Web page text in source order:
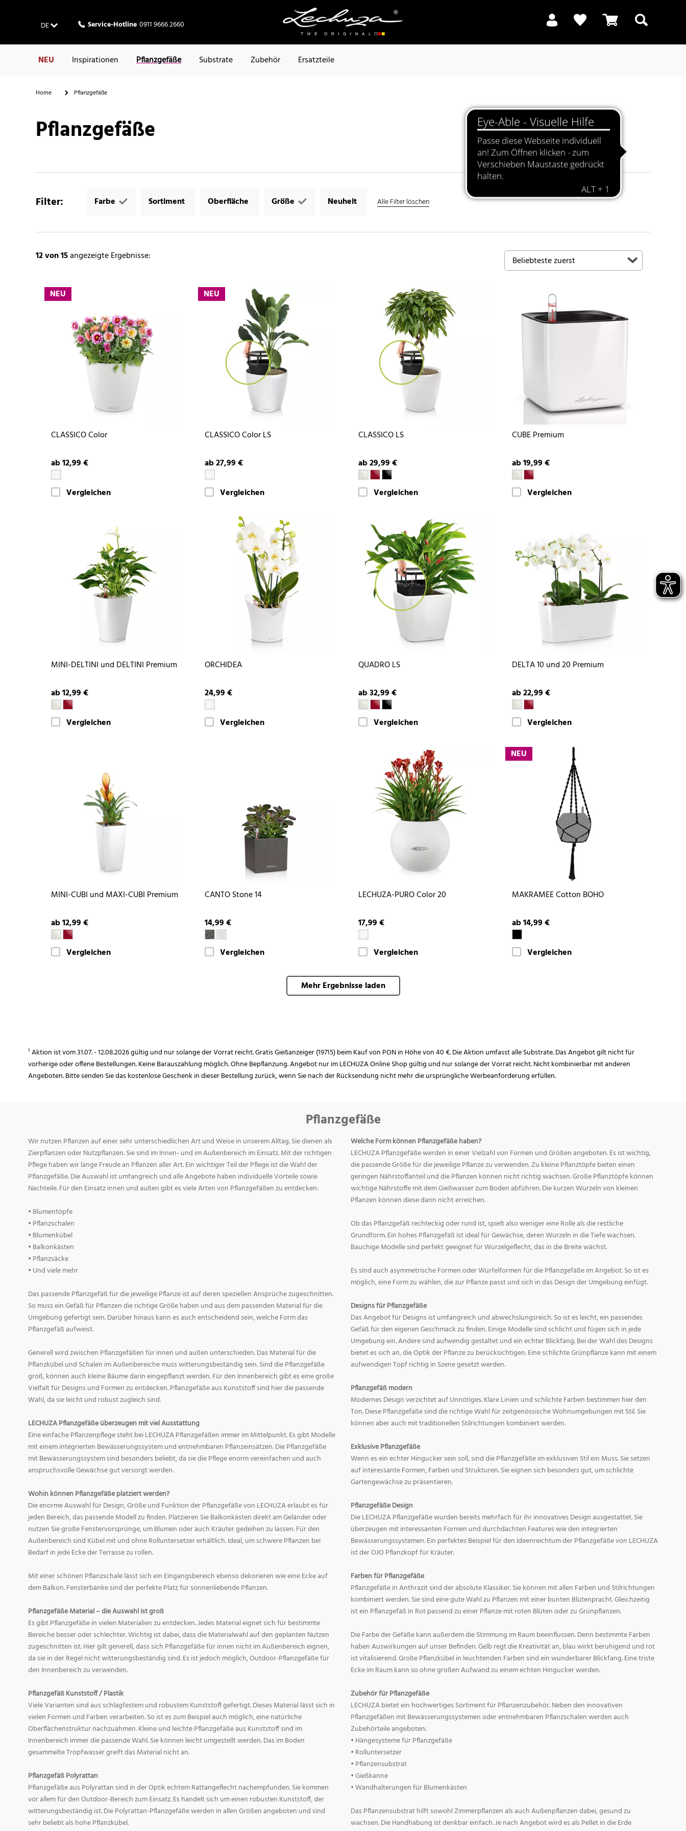
DE Service-Hotline 0911 9666 2660
NEU Inspirationen Pflanzgefäße Substrate Zubehör Ersatzteile
Suchen
Home Pflanzgefäße
Pflanzgefäße
Filter: Farbe Sortiment Oberfläche Größe Neuheit Alle Filter löschen
12von 15angezeigte Ergebnisse:
NEU
CLASSICO Color
ab 12,99 €
Vergleichen
NEU
CLASSICO Color LS
ab 27,99 €
Vergleichen
CLASSICO LS
ab 29,99 €
Vergleichen
CUBE Premium
ab 19,99 €
Vergleichen
MINI-DELTINI und DELTINI Premium
ab 12,99 €
Vergleichen
ORCHIDEA
24,99 €
Vergleichen
QUADRO LS
ab 32,99 €
Vergleichen
DELTA 10 und 20 Premium
ab 22,99 €
Vergleichen
MINI-CUBI und MAXI-CUBI Premium
ab 12,99 €
Vergleichen
CANTO Stone 14
14,99 €
Vergleichen
LECHUZA-PURO Color 20
17,99 €
Vergleichen
NEU
MAKRAMEE Cotton BOHO
ab 14,99 €
Vergleichen
Mehr Ergebnisse laden
¹ Aktion ist vom 31.07. - 12.08.2026 gültig und nur solange der Vorrat reicht. Gratis Gießanzeiger (19715) beim Kauf von PON in Höhe von 40 €. Die Aktion umfasst alle Substrate. Das Angebot gilt nicht für
vorherige oder offene Bestellungen. Keine Barauszahlung möglich. Ohne Bepflanzung. Angebot nur im LECHUZA Online Shop gültig und nur solange der Vorrat reicht. Nicht kombinierbar mit anderen
Angeboten. Bitte senden Sie das kostenlose Geschenk in dieser Bestellung zurück, wenn Sie nach der Rücksendung nicht mehr die ursprüngliche Werbeanforderung erfüllen.
Pflanzgefäße
Wir nutzen Pflanzen auf einer sehr unterschiedlichen Art und Weise in unserem Alltag. Sie dienen als
Zierpflanzen oder Nutzpflanzen. Sie sind im Innen- und im Außenbereich im Einsatz. Mit der richtigen
Pflege haben wir lange Freude an Pflanzen aller Art. Ein wichtiger Teil der Pflege ist die Wahl der
Pflanzgefäße. Die Auswahl ist umfangreich und alle Angebote haben individuelle Vorteile sowie
Nachteile. Für den Einsatz innen und außen gibt es viele Arten von Pflanzgefäßen zu entdecken:
• Blumentöpfe
• Pflanzschalen
• Blumenkübel
• Balkonkästen
• Pflanzsäcke
• Und viele mehr
Das passende Pflanzgefäß für die jeweilige Pflanze ist auf deren speziellen Ansprüche zugeschnitten.
So muss ein Gefäß für Pflanzen die richtige Größe haben und aus dem passenden Material für die
Umgebung gefertigt sein. Darüber hinaus kann es auch entscheidend sein, welche Form das
Pflanzgefäß aufweist.
Generell wird zwischen Pflanzgefäßen für innen und außen unterschieden. Das Material für die
Pflanzkübel und Schalen im Außenbereiche muss witterungsbeständig sein. Sind die Pflanzgefäße
groß, können auch kleine Bäume darin eingepflanzt werden. Für den Innenbereich gibt es eine große
Vielfalt für Designs und Formen zu entdecken. Pflanzgefäße aus Kunststoff sind hier die passende
Wahl, da sie leicht und robust zugleich sind.
LECHUZA Pflanzgefäße überzeugen mit viel Ausstattung
Eine einfache Pflanzenpflege steht bei LECHUZA Pflanzgefäßen immer im Mittelpunkt. Es gibt Modelle
mit einem integrierten Bewässerungssystem und entnehmbaren Pflanzeinsätzen. Die Pflanzgefäße
mit Bewässerungssystem sind besonders beliebt, da sie die Pflege enorm vereinfachen und auch
anspruchsvolle Gewächse gut versorgt werden.
Wohin können Pflanzgefäße platziert werden?
Die enorme Auswahl für Design, Größe und Funktion der Pflanzgefäße von LECHUZA erlaubt es für
jeden Bereich, das passende Modell zu finden. Platzieren Sie Balkonkästen direkt am Geländer oder
nutzen Sie große Fenstervorsprünge, um Blumen oder auch Kräuter gedeihen zu lassen. Für den
Außenbereich sind Kübel mit und ohne Rolluntersetzer erhältlich. Ideal, um schwere Pflanzen bei
Bedarf in jede Ecke der Terrasse zu rollen.
Mit einer schönen Pflanzschale lässt sich ein Eingangsbereich ebenso dekorieren wie eine Ecke auf
dem Balkon. Fensterbänke sind der perfekte Platz für sonnenliebende Pflanzen.
Pflanzgefäße Material – die Auswahl ist groß
Es gibt Pflanzgefäße in vielen Materialien zu entdecken. Jedes Material eignet sich für bestimmte
Bereiche besser oder schlechter. Wichtig ist dabei, dass die Materialwahl auf den geplanten Nutzen
zugeschnitten ist. Hier gilt generell, dass sich Pflanzgefäße für innen nicht im Außenbereich eignen,
da sie in der Regel nicht witterungsbeständig sind. Es ist jedoch möglich, Outdoor-Pflanzgefäße für
den Innenbereich zu verwenden.
Pflanzgefäß Kunststoff / Plastik
Viele Varianten sind aus schlagfestem und robustem Kunststoff gefertigt. Dieses Material lässt sich in
vielen Formen und Farben verarbeiten. So ist es zum Beispiel auch möglich, eine natürliche
Oberflächenstruktur nachzuahmen. Kleine und leichte Pflanzgefäße aus Kunststoff sind im
Innenbereich immer die passende Wahl. Sie können leicht umgestellt werden. Das im Boden
gesammelte Tropfwasser greift das Material nicht an.
Pflanzgefäß Polyrattan
Pflanzgefäße aus Polyrattan sind in der Optik echtem Rattangeflecht nachempfunden. Sie kommen
vor allem für den Outdoor-Bereich zum Einsatz. Es handelt sich um einen robusten Kunststoff, der
witterungsbeständig ist. Die Polyrattan-Pflanzgefäße werden in allen Größen angeboten und sind
sehr beliebt als hohe Pflanzkübel.
Welche Form können Pflanzgefäße haben?
LECHUZA Pflanzgefäße werden in einer Vielzahl von Formen und Größen angeboten. Es ist wichtig,
die passende Größe für die jeweilige Pflanze zu verwenden. Zu kleine Pflanztöpfe bieten einen
geringen Nährstoffanteil und die Pflanzen können nicht richtig wachsen. Große Pflanztöpfe können
wichtige Nährstoffe mit dem Gießwasser zum Boden abführen. Die kurzen Wurzeln von kleinen
Pflanzen können diese dann nicht erreichen.
Ob das Pflanzgefäß rechteckig oder rund ist, spielt also weniger eine Rolle als die restliche
Grundform. Ein hohes Pflanzgefäß ist ideal für Gewächse, deren Wurzeln in die Tiefe wachsen.
Bauchige Modelle sind perfekt geeignet für Wurzelgeflecht, das in die Breite wächst.
Es sind auch asymmetrische Formen oder Würfelformen für die Pflanzgefäße im Angebot. So ist es
möglich, eine Form zu wählen, die zur Pflanze passt und sich in das Design der Umgebung einfügt.
Designs für Pflanzgefäße
Das Angebot für Designs ist umfangreich und abwechslungsreich. So ist es leicht, ein passendes
Gefäß für den eigenen Geschmack zu finden. Einige Modelle sind schlicht und fügen sich in jede
Umgebung ein. Andere sind aufwendig gestaltet und ein echter Blickfang. Bei der Wahl des Designs
bietet es sich an, die Optik der Pflanze zu berücksichtigen. Eine schlichte Grünpflanze kann mit einem
aufwendigen Topf richtig in Szene gesetzt werden.
Pflanzgefäß modern
Modernes Design verzichtet auf Unnötiges. Klare Linien und schlichte Farben bestimmen hier den
Ton. Diese Pflanzgefäße sind die richtige Wahl für zeitgenössische Wohnumgebungen mit Stil. Sie
können aber auch mit traditionellen Stilrichtungen kombiniert werden.
Exklusive Pflanzgefäße
Wenn es ein echter Hingucker sein soll, sind die Pflanzgefäße im exklusiven Stil ein Muss. Sie setzen
auf interessante Formen, Farben und Strukturen. Sie eignen sich besonders gut, um schlichte
Gartengewächse zu präsentieren.
Pflanzgefäße Design
Die LECHUZA Pflanzgefäße wurden bereits mehrfach für ihr innovatives Design ausgestattet. Sie
überzeugen mit interessanten Formen und durchdachten Features wie den integrierten
Bewässerungssystemen. Ein perfektes Beispiel für den Ideenreichtum der Pflanzgefäße von LECHUZA
ist der OJO Pflanzkopf für Kräuter.
Farben für Pflanzgefäße
Pflanzgefäße in Anthrazit sind der absolute Klassiker. Sie können mit allen Farben und Stilrichtungen
kombiniert werden. Sie sind eine gute Wahl zu Pflanzen mit einer bunten Blütenpracht. Gleichzeitig
ist ein Pflanzgefäß in Rot passend zu einer Pflanze mit roten Blüten oder zu Grünpflanzen.
Die Farbe der Gefäße kann außerdem die Stimmung im Raum beeinflussen. Denn bestimmte Farben
haben Auswirkungen auf unser Befinden. Gelb regt die Kreativität an, blau wirkt beruhigend und rot
ist vitalisierend. Große Pflanzkübel in leuchtenden Farben sind ein wunderbarer Blickfang. Eine triste
Ecke im Raum kann so ohne großen Aufwand zu einem echten Hingucker werden.
Zubehör für Pflanzgefäße
LECHUZA bietet ein hochwertiges Sortiment für Pflanzenzubehör. Neben den innovativen
Pflanzgefäßen mit Bewässerungssystemen oder entnehmbaren Pflanzschalen werden auch
Zubehörteile angeboten:
• Hängesysteme für Pflanzgefäße
• Rolluntersetzer
• Pflanzensubstrat
• Gießkanne
• Wandhalterungen für Blumenkästen
Das Pflanzensubstrat hilft sowohl Zimmerpflanzen als auch Außenpflanzen dabei, gesund zu
wachsen. Die Handhabung ist denkbar einfach. Je nach Angebot wird es als Pellet in die Erde